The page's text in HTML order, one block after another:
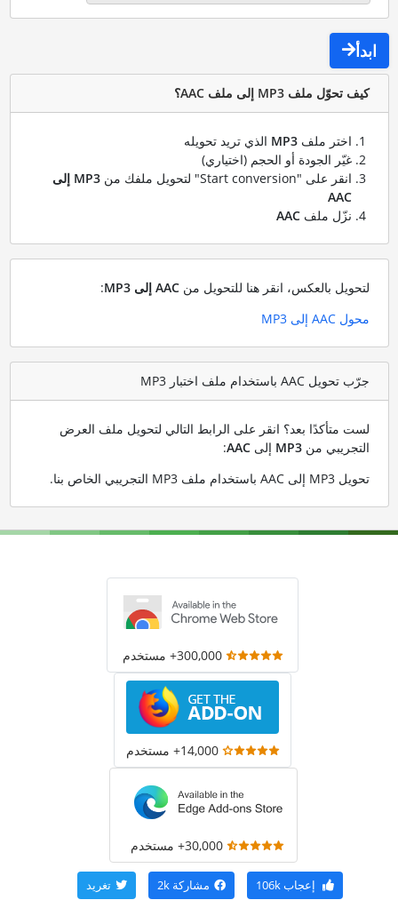
ابدأ
كيف تحوّل ملف MP3 إلى ملف AAC؟
اختر ملف MP3الذي تريد تحويله
غيّر الجودة أو الحجم (اختياري)
انقر على "Start conversion" لتحويل ملفك من
MP3 إلى
AAC
نزّل ملف AAC
لتحويل بالعكس، انقر هنا للتحويل من AAC إلى MP3
:
محول AAC إلى MP3
جرّب تحويل AAC باستخدام ملف اختبار MP3
لست متأكدًا بعد؟ انقر على الرابط التالي لتحويل ملف العرض
التجريبي من MP3إلى AAC
:
تحويل MP3 إلى AAC باستخدام ملف MP3 التجريبي الخاص بنا
.
300,000+ مستخدم
14,000+ مستخدم
30,000+ مستخدم
إعجاب106k مشاركة 2k تغريد